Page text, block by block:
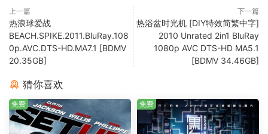
上一篇
热浪球爱战
BEACH.SPIKE.2011.BluRay.108
0p.AVC.DTS-HD.MA7.1 [BDMV
20.35GB]
下一篇
热浴盆时光机 [DIY特效简繁中字]
2010 Unrated 2in1 BluRay
1080p AVC DTS-HD MA5.1
[BDMV 34.46GB]
猜你喜欢
免费 免费